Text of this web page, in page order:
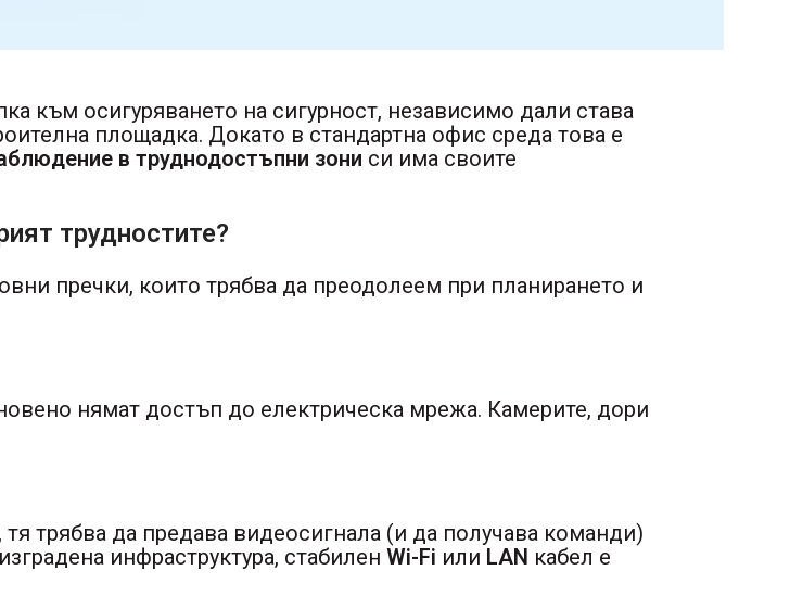
към осигуряването на сигурност, независимо дали става
площадка. Докато в стандартна офис среда това е
в труднодостъпни зони си има своите
трудностите?
пречки, които трябва да преодолеем при планирането и
нямат достъп до електрическа мрежа. Камерите, дори
трябва да предава видеосигнала (и да получава команди)
инфраструктура, стабилен Wi-Fi или LAN кабел е